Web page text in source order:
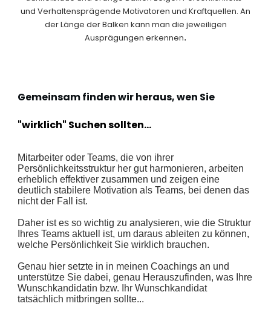
und Verhaltensprägende Motivatoren und Kraftquellen. An
der Länge der Balken kann man die jeweiligen
Ausprägungen erkennen.
Gemeinsam finden wir heraus, wen Sie
"wirklich" Suchen sollten...
Mitarbeiter oder Teams, die von ihrer
Persönlichkeitsstruktur her gut harmonieren, arbeiten
erheblich effektiver zusammen und zeigen eine
deutlich stabilere Motivation als Teams, bei denen das
nicht der Fall ist.
Daher ist es so wichtig zu analysieren, wie die Struktur
Ihres Teams aktuell ist, um daraus ableiten zu können,
welche Persönlichkeit Sie wirklich brauchen.
Genau hier setzte in in meinen Coachings an und
unterstütze Sie dabei, genau Herauszufinden, was Ihre
Wunschkandidatin bzw. Ihr Wunschkandidat
tatsächlich mitbringen sollte...